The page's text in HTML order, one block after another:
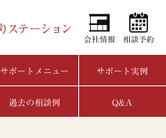
会社情報 相談予約
サポートメニュー サポート実例
過去の相談例 Q&A